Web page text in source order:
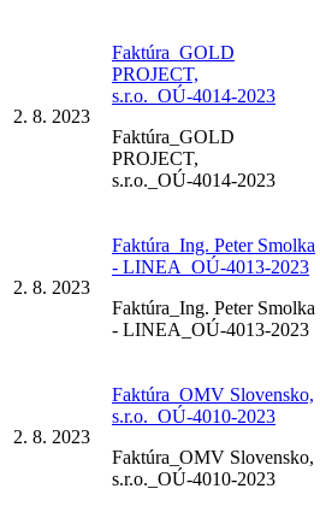
2. 8. 2023
Faktúra_GOLD
PROJECT,
s.r.o._OÚ-4014-2023
Faktúra_GOLD
PROJECT,
s.r.o._OÚ-4014-2023
2. 8. 2023
Faktúra_Ing. Peter Smolka
- LINEA_OÚ-4013-2023
Faktúra_Ing. Peter Smolka
- LINEA_OÚ-4013-2023
2. 8. 2023
Faktúra_OMV Slovensko,
s.r.o._OÚ-4010-2023
Faktúra_OMV Slovensko,
s.r.o._OÚ-4010-2023